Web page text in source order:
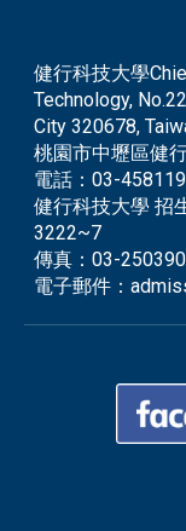
健行科技大學
Technology,
City 320678,
桃園市中壢區健
電話：03-
健行科技大學 招
3222~7
傳真：03-
電子郵件：